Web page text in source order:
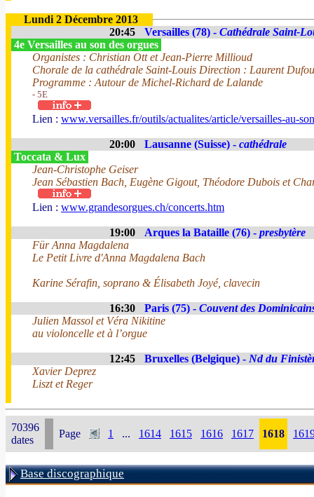
Lundi 2 Décembre 2013
20:45
Versailles (78) - Cathédrale Saint-
4e Versailles au son des orgues
Organistes : Christian Ott et Jean-Pierre Millioud
Chorale de la cathédrale Saint-Louis Direction : Laurent
Programme : Autour de Michel-Richard de Lalande
- 5E
Lien : www.versailles.fr/outils/actualites/article/versailles-au-
20:00 Lausanne (Suisse) - cathédrale
Toccata & Lux
Jean-Christophe Geiser
Jean Sébastien Bach, Eugène Gigout, Théodore Dubois et
Lien : www.grandesorgues.ch/concerts.htm
19:00 Arques la Bataille (76) - presbytère
Für Anna Magdalena
Le Petit Livre d'Anna Magdalena Bach
Karine Sérafin, soprano & Élisabeth Joyé, clavecin
16:30 Paris (75) - Couvent des
Julien Massol et Véra Nikitine
au violoncelle et à l’orgue
12:45 Bruxelles (Belgique) - Nd du
Xavier Deprez
Liszt et Reger
70396
dates
Page 1 ... 1614 1615 1616 1617 1618
Base discographique